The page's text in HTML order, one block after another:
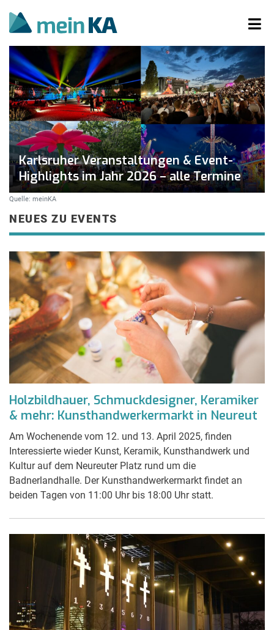
Karlsruher Veranstaltungen & Event-
Highlights im Jahr 2026 – alle Termine
Quelle: meinKA
NEUES ZU EVENTS
Holzbildhauer, Schmuckdesigner, Keramiker
& mehr: Kunsthandwerkermarkt in Neureut
Am Wochenende vom 12. und 13. April 2025, finden
Interessierte wieder Kunst, Keramik, Kunsthandwerk und
Kultur auf dem Neureuter Platz rund um die
Badnerlandhalle. Der Kunsthandwerkermarkt findet an
beiden Tagen von 11:00 Uhr bis 18:00 Uhr statt.